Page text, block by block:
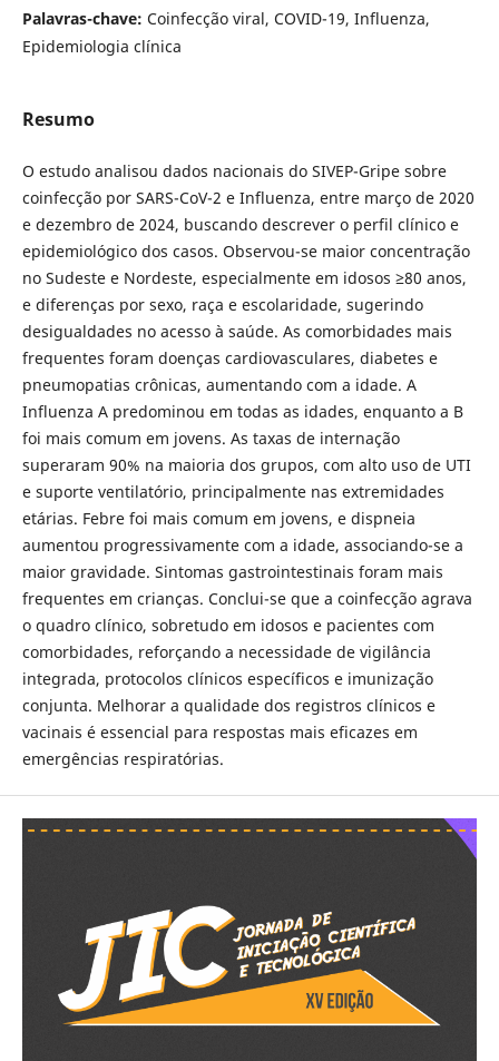
Palavras-chave: Coinfecção viral, COVID-19, Influenza,
Epidemiologia clínica
Resumo
O estudo analisou dados nacionais do SIVEP-Gripe sobre
coinfecção por SARS-CoV-2 e Influenza, entre março de 2020
e dezembro de 2024, buscando descrever o perfil clínico e
epidemiológico dos casos. Observou-se maior concentração
no Sudeste e Nordeste, especialmente em idosos ≥80 anos,
e diferenças por sexo, raça e escolaridade, sugerindo
desigualdades no acesso à saúde. As comorbidades mais
frequentes foram doenças cardiovasculares, diabetes e
pneumopatias crônicas, aumentando com a idade. A
Influenza A predominou em todas as idades, enquanto a B
foi mais comum em jovens. As taxas de internação
superaram 90% na maioria dos grupos, com alto uso de UTI
e suporte ventilatório, principalmente nas extremidades
etárias. Febre foi mais comum em jovens, e dispneia
aumentou progressivamente com a idade, associando-se a
maior gravidade. Sintomas gastrointestinais foram mais
frequentes em crianças. Conclui-se que a coinfecção agrava
o quadro clínico, sobretudo em idosos e pacientes com
comorbidades, reforçando a necessidade de vigilância
integrada, protocolos clínicos específicos e imunização
conjunta. Melhorar a qualidade dos registros clínicos e
vacinais é essencial para respostas mais eficazes em
emergências respiratórias.